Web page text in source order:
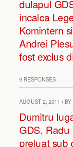
dulapul
incalca
Komintern
Andrei
fost exclus
9 RESPONSES
AUGUST 2, 2011 • BY
Dumitru
GDS, Radu
preluat sub